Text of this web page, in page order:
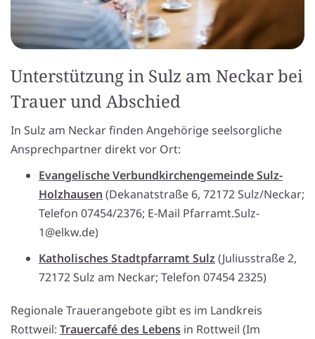
Unterstützung in Sulz am Neckar bei
Trauer und Abschied
In Sulz am Neckar finden Angehörige seelsorgliche
Ansprechpartner direkt vor Ort:
Evangelische Verbundkirchengemeinde Sulz-
Holzhausen (Dekanatstraße 6, 72172 Sulz/Neckar;
Telefon 07454/2376; E-Mail Pfarramt.Sulz-
1@elkw.de)
Katholisches Stadtpfarramt Sulz(Juliusstraße 2,
72172 Sulz am Neckar; Telefon 07454 2325)
Regionale Trauerangebote gibt es im Landkreis
Rottweil: Trauercafé des Lebens in Rottweil (Im